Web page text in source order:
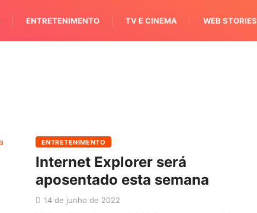
ENTRETENIMENTO TV E CINEMA WEB STORIES
ENTRETENIMENTO
Internet Explorer será
aposentado esta semana
14 de junho de 2022